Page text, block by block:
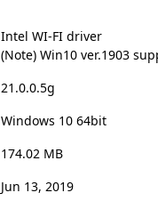
Intel WI-FI driver
(Note) Win10 ver.1903
21.0.0.5g
Windows 10 64bit
174.02 MB
Jun 13, 2019